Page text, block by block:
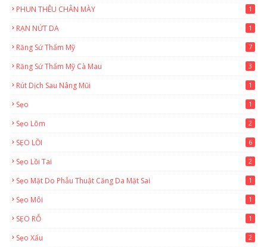
PHUN THÊU CHÂN MÀY 1
RẠN NỨT DA 1
Răng Sứ Thẩm Mỹ 7
Răng Sứ Thẩm Mỹ Cà Mau 3
Rút Dịch Sau Nâng Mũi 1
Sẹo 1
Sẹo Lõm 2
SẸO LỒI 6
Sẹo Lồi Tai 2
Sẹo Mặt Do Phẫu Thuật Căng Da Mặt Sai 1
Sẹo Môi 1
SẸO RỖ 1
Sẹo Xấu 2